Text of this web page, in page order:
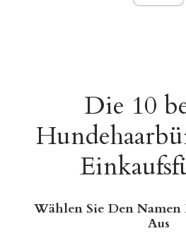
Die 10
Wählen Sie Den Namen
Aus